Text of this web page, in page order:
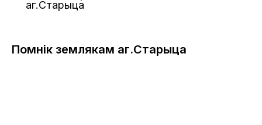
аг.Старыца
Помнік землякам аг.Старыца